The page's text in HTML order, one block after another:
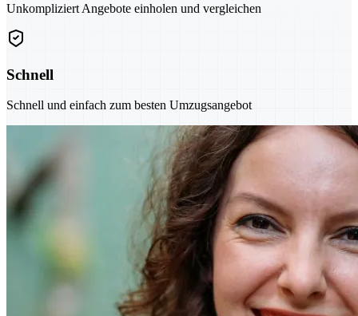
Unkompliziert Angebote einholen und vergleichen
Schnell
Schnell und einfach zum besten Umzugsangebot